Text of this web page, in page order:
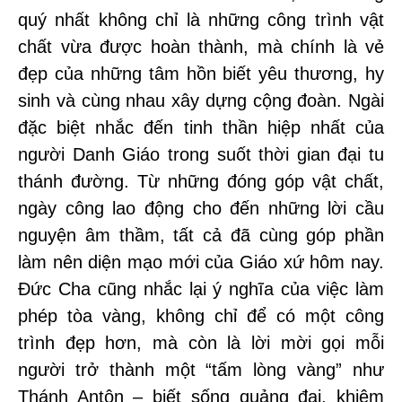
quý nhất không chỉ là những công trình vật
chất vừa được hoàn thành, mà chính là vẻ
đẹp của những tâm hồn biết yêu thương, hy
sinh và cùng nhau xây dựng cộng đoàn. Ngài
đặc biệt nhắc đến tinh thần hiệp nhất của
người Danh Giáo trong suốt thời gian đại tu
thánh đường. Từ những đóng góp vật chất,
ngày công lao động cho đến những lời cầu
nguyện âm thầm, tất cả đã cùng góp phần
làm nên diện mạo mới của Giáo xứ hôm nay.
Đức Cha cũng nhắc lại ý nghĩa của việc làm
phép tòa vàng, không chỉ để có một công
trình đẹp hơn, mà còn là lời mời gọi mỗi
người trở thành một “tấm lòng vàng” như
Thánh Antôn – biết sống quảng đại, khiêm